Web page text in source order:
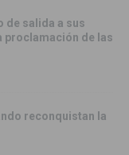
de salida a sus
proclamación de las
reconquistan la